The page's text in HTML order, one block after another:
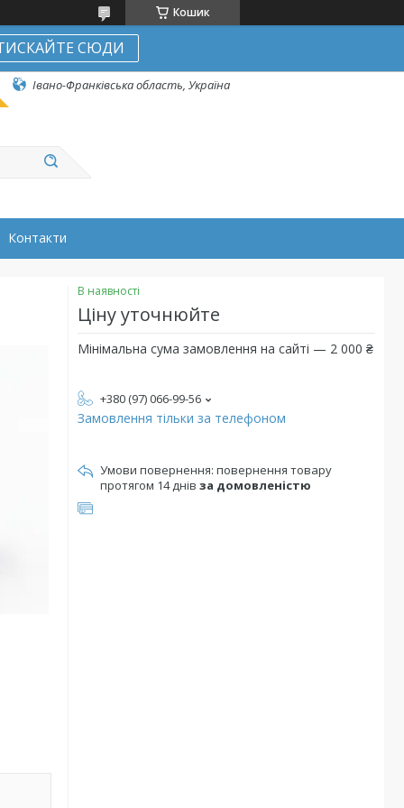
Кошик
СЮДИ
Івано-Франківська область, Україна
Контакти
В наявності
Ціну уточнюйте
Мінімальна сума замовлення на сайті — 2 000 ₴
+380 (97) 066-99-56
Замовлення тільки за телефоном
повернення товару
протягом 14 днів за домовленістю